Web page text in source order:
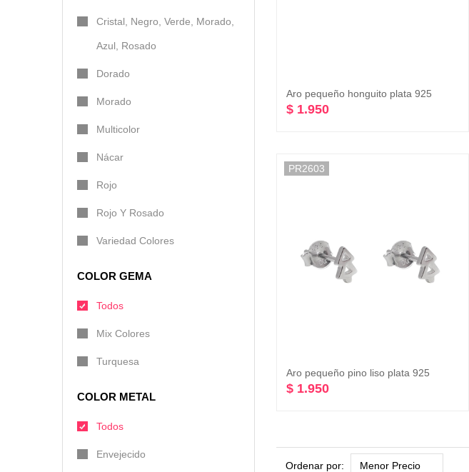
Aro pequeño honguito plata 925
$ 1.950
PR2603
Aro pequeño pino liso plata 925
$ 1.950
Ordenar por:
Cristal, Negro, Verde, Morado,
Azul, Rosado
Dorado
Morado
Multicolor
Nácar
Rojo
Rojo Y Rosado
Variedad Colores
COLOR GEMA
Todos
Mix Colores
Turquesa
COLOR METAL
Todos
Envejecido